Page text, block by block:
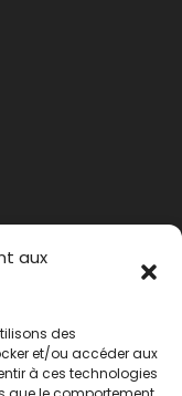
aux
des
et/ou accéder aux
à ces technologies